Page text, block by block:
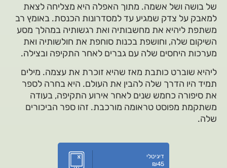
של בושה ושל אשמה. מתוך האפלה היא מצליחה לצאת
למאבק על צדק שמגיע עד למסדרונות הכנסת. באומץ רב
משתפת ליהיא את מחשבותיה ואת רגשותיה במהלך מסע
השיקום שלה, וחושפת בכנות סוחפת את חולשותיה ואת
מערכות היחסים שלה עם גברים לאחר התקיפה ובצילה.
ליהיא שוברט כותבת מאז שהיא זוכרת את עצמה. מילים
תמיד היו הדרך שלה להבין את העולם. היא בחרה לספר
את סיפורה כחמש שנים לאחר אירוע התקיפה, בעודה
משתקמת מפוסט טראומה מורכבת. זהו ספר הביכורים
שלה.
דיגיטלי
₪45